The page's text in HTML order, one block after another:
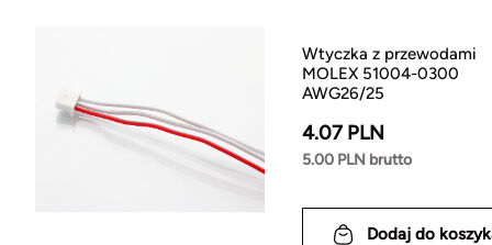
Wtyczka z przewodami
MOLEX 51004-0300
AWG26/25
4.07 PLN
5.00 PLN brutto
Dodaj do